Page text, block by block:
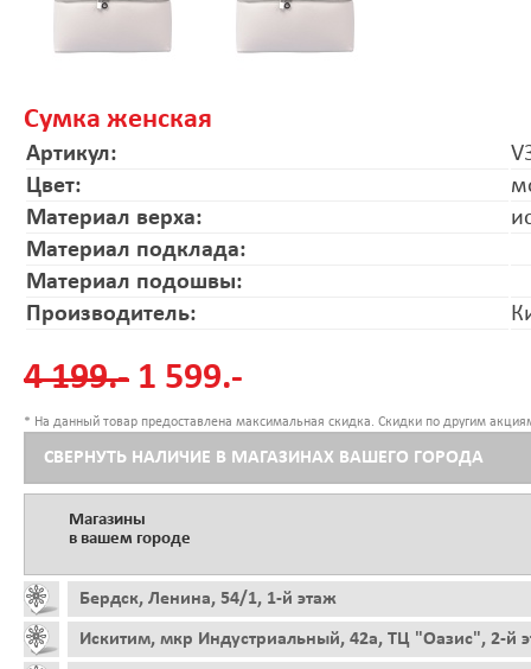
Сумка женская
Артикул:
Цвет:
Материал верха:
Материал подклада:
Материал подошвы:
Производитель:
4 199.- 1 599.-
* На данный товар предоставлена максимальная скидка. Скидки по другим
СВЕРНУТЬ НАЛИЧИЕ В МАГАЗИНАХ ВАШЕГО ГОРОДА
Магазины
в вашем городе
Бердск, Ленина, 54/1, 1-й этаж
Искитим, мкр Индустриальный, 42а, ТЦ "Оазис", 2-й